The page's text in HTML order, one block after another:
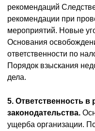
рекомендаций
рекомендации при
мероприятий. Новые
Основания
ответственности по
Порядок взыскания
дела.
5. Ответственность в
законодательства.
ущерба организации.